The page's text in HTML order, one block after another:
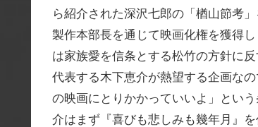
ら紹介された深沢七郎の「楢山節考
製作本部長を通じて映画化権を獲得
は家族愛を信条とする松竹の方針に
代表する木下恵介が熱望する企画な
の映画にとりかかっていいよ」とい
介はまず『喜びも悲しみも幾年月』